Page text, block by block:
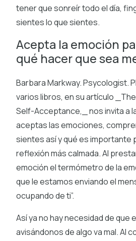
tener que sonreír todo el día,
sientes lo que sientes.
Acepta la emoción
qué hacer que sea
Barbara Markway. Psycologist.
varios libros, en su artículo
Self-Acceptance,_ nos invita a
aceptas las emociones,
sientes así y qué es importante
reflexión más calmada. Al
emoción el termómetro de la
que le estamos enviando el
ocupando de ti”.
Así ya no hay necesidad de que
avisándonos de algo va mal. Al